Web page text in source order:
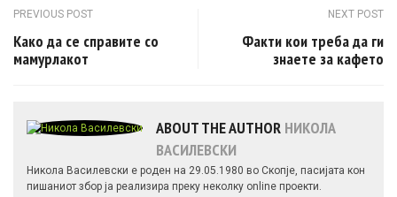
Post navigation
PREVIOUS POST
Како да се справите со
мамурлакот
NEXT POST
Факти кои треба да ги
знаете за кафето
ABOUT THE AUTHOR НИКОЛА
ВАСИЛЕВСКИ
Никола Василевски е роден на 29.05.1980 во Скопје, пасијата кон
пишаниот збор ја реализира преку неколку online проекти.